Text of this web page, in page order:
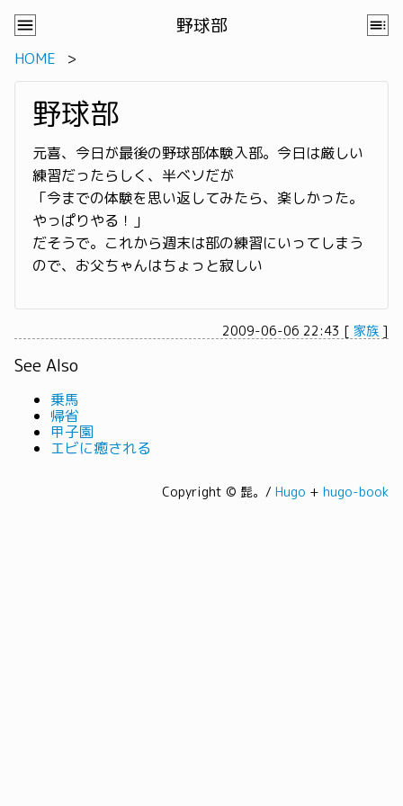
野球部
HOME
野球部
元喜、今日が最後の野球部体験入部。今日は厳しい
練習だったらしく、半ベソだが
「今までの体験を思い返してみたら、楽しかった。
やっぱりやる！」
だそうで。これから週末は部の練習にいってしまう
ので、お父ちゃんはちょっと寂しい
2009-06-06 22:43 [ 家族 ]
See Also
乗馬
帰省
甲子園
エビに癒される
Copyright © 髭。/ Hugo + hugo-book